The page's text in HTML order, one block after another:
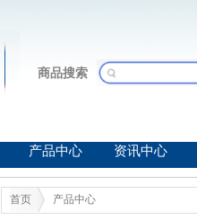
商品搜索
产品中心 资讯中心
首页 产品中心